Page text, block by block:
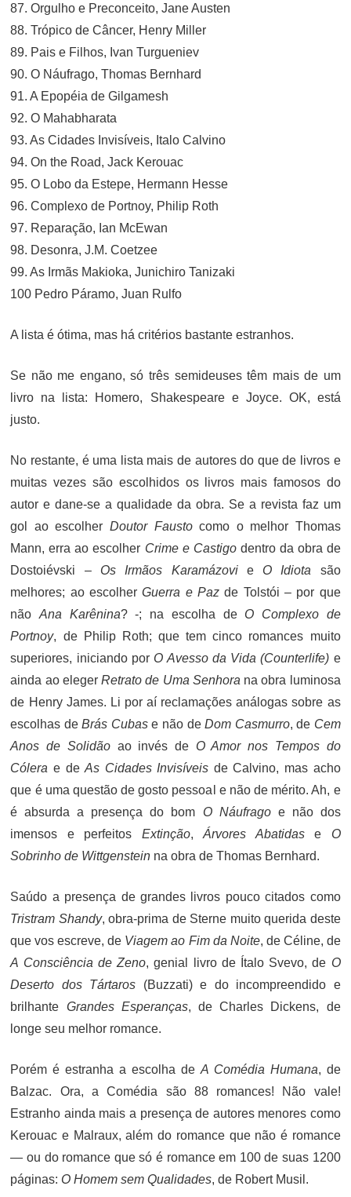
87. Orgulho e Preconceito, Jane Austen
88. Trópico de Câncer, Henry Miller
89. Pais e Filhos, Ivan Turgueniev
90. O Náufrago, Thomas Bernhard
91. A Epopéia de Gilgamesh
92. O Mahabharata
93. As Cidades Invisíveis, Italo Calvino
94. On the Road, Jack Kerouac
95. O Lobo da Estepe, Hermann Hesse
96. Complexo de Portnoy, Philip Roth
97. Reparação, Ian McEwan
98. Desonra, J.M. Coetzee
99. As Irmãs Makioka, Junichiro Tanizaki
100 Pedro Páramo, Juan Rulfo
A lista é ótima, mas há critérios bastante estranhos.
Se não me engano, só três semideuses têm mais de um
livro na lista: Homero, Shakespeare e Joyce. OK, está
justo.
No restante, é uma lista mais de autores do que de livros e
muitas vezes são escolhidos os livros mais famosos do
autor e dane-se a qualidade da obra. Se a revista faz um
gol ao escolher Doutor Faustocomo o melhor Thomas
Mann, erra ao escolher Crime e Castigo dentro da obra de
Dostoiévski – Os Irmãos Karamázovi e O Idiota são
melhores; ao escolherGuerra e Paz de Tolstói – por que
nãoAna Karênina? -; na escolha de O Complexo de
Portnoy, de Philip Roth; que tem cinco romances muito
superiores, iniciando por O Avesso da Vida (Counterlife) e
ainda ao elegerRetrato de Uma Senhora na obra luminosa
de Henry James. Li por aí reclamações análogas sobre as
escolhas deBrás Cubase não deDom Casmurro, de Cem
Anos de Solidãoao invés de O Amor nos Tempos do
Cólera e deAs Cidades Invisíveis de Calvino, mas acho
que é uma questão de gosto pessoal e não de mérito. Ah, e
é absurda a presença do bom O Náufragoe não dos
imensos e perfeitos Extinção,Árvores Abatidase O
Sobrinho de Wittgenstein na obra de Thomas Bernhard.
Saúdo a presença de grandes livros pouco citados como
Tristram Shandy, obra-prima de Sterne muito querida deste
que vos escreve, de Viagem ao Fim da Noite, de Céline, de
A Consciência de Zeno, genial livro de Ítalo Svevo, de O
Deserto dos Tártaros (Buzzati) e do incompreendido e
brilhante Grandes Esperanças, de Charles Dickens, de
longe seu melhor romance.
Porém é estranha a escolha de A Comédia Humana, de
Balzac. Ora, a Comédia são 88 romances! Não vale!
Estranho ainda mais a presença de autores menores como
Kerouac e Malraux, além do romance que não é romance
— ou do romance que só é romance em 100 de suas 1200
páginas: O Homem sem Qualidades, de Robert Musil.